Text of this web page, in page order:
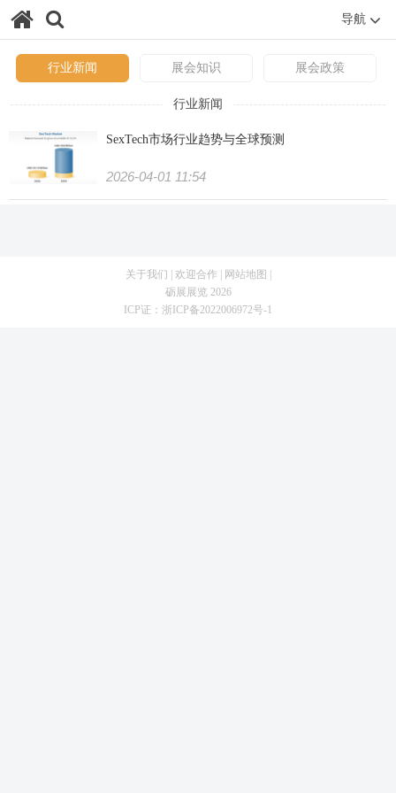
导航
行业新闻 展会知识 展会政策
行业新闻
SexTech市场行业趋势与全球预测
2026-04-01 11:54
关于我们 欢迎合作 网站地图
砺展展览 2026
ICP证： 浙ICP备2022006972号-1